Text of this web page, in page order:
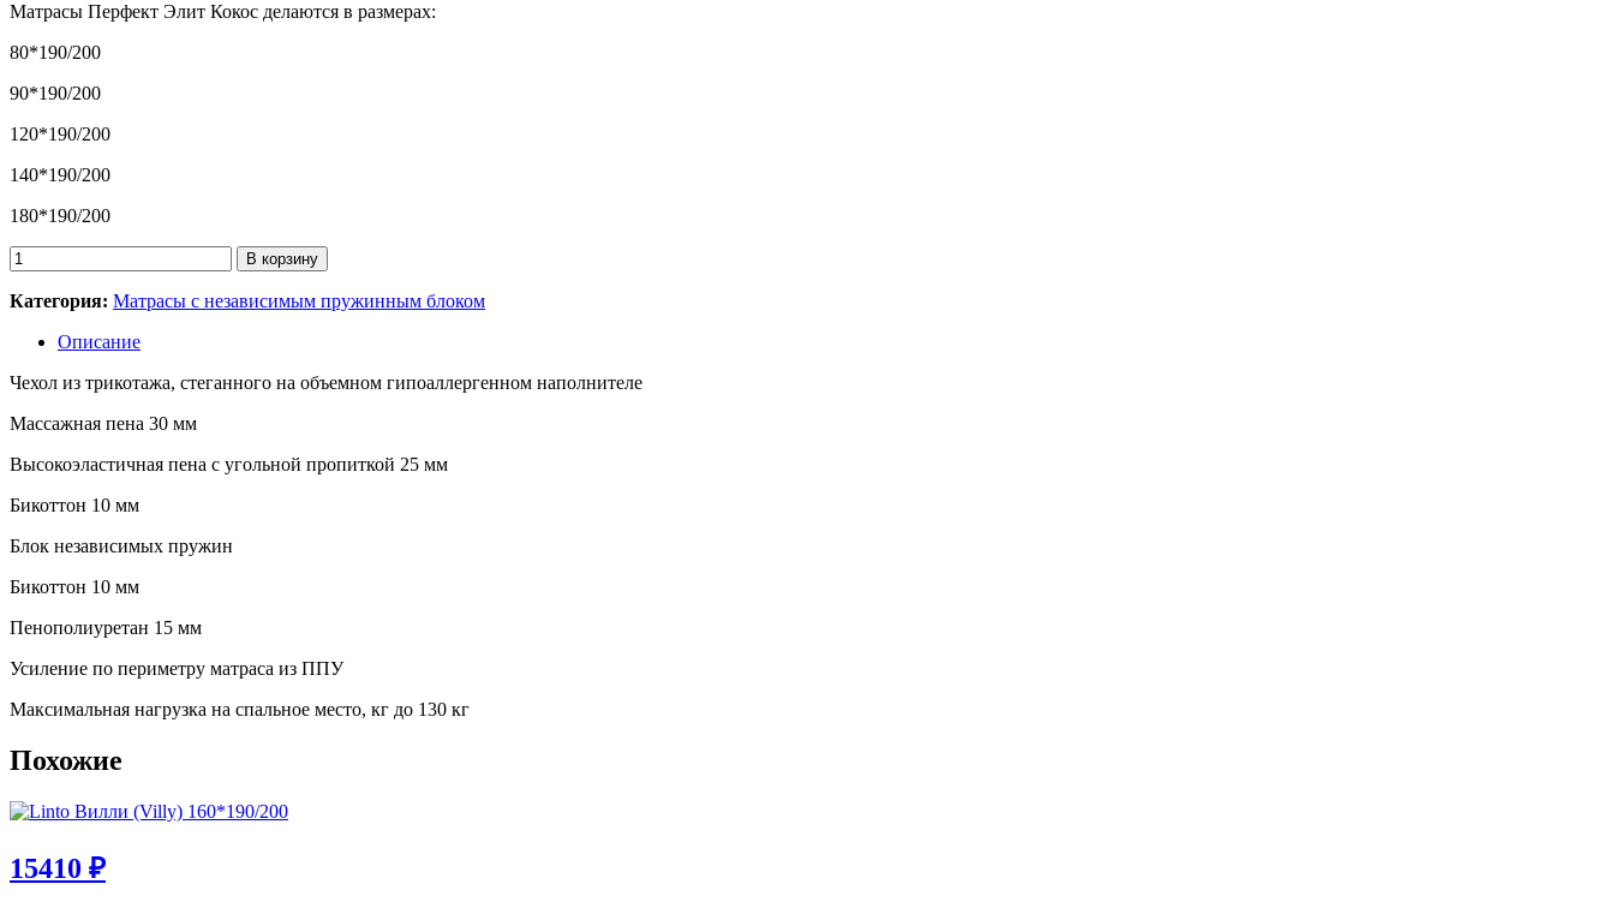
Матрасы Перфект Элит Кокос делаются в размерах:
80*190/200
90*190/200
120*190/200
140*190/200
180*190/200
Количество
товара
Linto
(Sinergy)
В корзину
Категория: Матрасы с независимым пружинным блоком
Описание
Чехол из трикотажа, стеганного на объемном гипоаллергенном наполнителе
Массажная пена 30 мм
Высокоэластичная пена с угольной пропиткой 25 мм
Бикоттон 10 мм
Блок независимых пружин
Бикоттон 10 мм
Пенополиуретан 15 мм
Усиление по периметру матраса из ППУ
Максимальная нагрузка на спальное место, кг до 130 кг
Похожие
15410 ₽